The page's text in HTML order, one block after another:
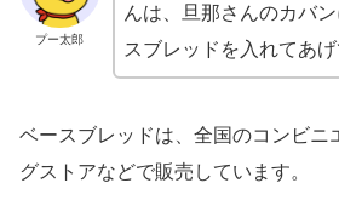
プー太郎
んは、旦那さんのカバ
スブレッドを入れてあげ
ベースブレッドは、全国のコンビニ
グストアなどで販売しています。